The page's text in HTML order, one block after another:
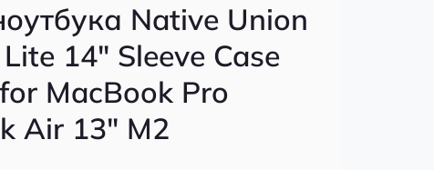
Native Union
14" Sleeve Case
MacBook Pro
Air 13" M2